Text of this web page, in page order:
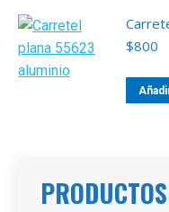
$800
PRODUCTOS